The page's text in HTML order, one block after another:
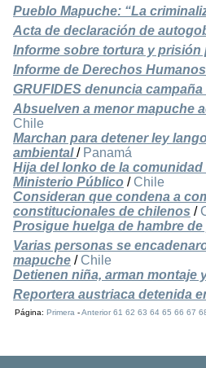
Pueblo Mapuche: “La
Acta de declaración de
Informe sobre tortura y
Informe de Derechos
GRUFIDES denuncia
Absuelven a menor mapuche
Chile
Marchan para detener ley
ambiental/ Panamá
Hija del lonko de la
Ministerio Público / Chile
Consideran que condena a
constitucionales de chilenos /
Prosigue huelga de hambre
Varias personas se
mapuche / Chile
Detienen niña, arman montaje
Reportera austriaca detenida
Página:Primera -Anterior 61 62 63 64 65 66 67